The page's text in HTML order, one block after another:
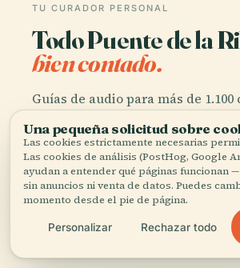
TU CURADOR PERSONAL
Todo Puente de la
bien contado.
Guías de audio para más de 1.100
disponibles sin conexión.
Descargar la app
Únete a más de 50.000 viajeros
Una pequeña solicitud sobre
Las cookies estrictamente necesarias
Las cookies de análisis (PostHog, Google
ayudan a entender qué páginas funcionan
sin anuncios ni venta de datos. Puedes
momento desde el pie de página.
Personalizar Rechazar todo